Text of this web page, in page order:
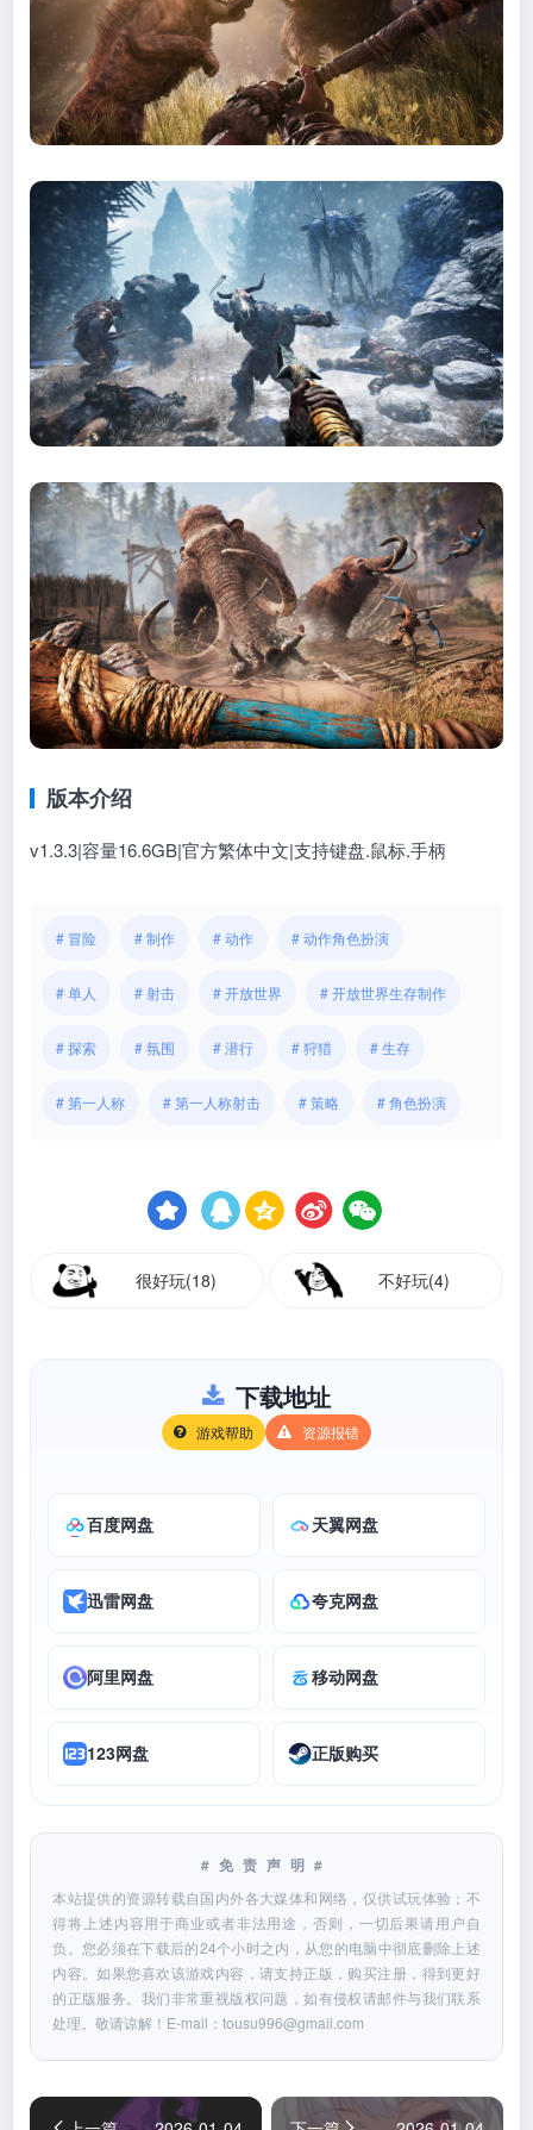
版本介绍
v1.3.3|容量16.6GB|官方繁体中文|支持键盘.鼠标.手柄
# 冒险 # 制作 # 动作 # 动作角色扮演
# 单人 # 射击 # 开放世界 # 开放世界生存制作
# 探索 # 氛围 # 潜行 # 狩猎 # 生存
# 第一人称 # 第一人称射击 # 策略 # 角色扮演
很好玩(18) 不好玩(4)
下载地址
游戏帮助 资源报错
百度网盘 天翼网盘
迅雷网盘 夸克网盘
阿里网盘 移动网盘
123网盘 正版购买
#免责声明#
本站提供的资源转载自国内外各大媒体和网络，仅供试玩体验；不
得将上述内容用于商业或者非法用途，否则，一切后果请用户自
负。您必须在下载后的24个小时之内，从您的电脑中彻底删除上述
内容。如果您喜欢该游戏内容，请支持正版，购买注册，得到更好
的正版服务。我们非常重视版权问题，如有侵权请邮件与我们联系
处理。敬请谅解！E-mail：tousu996@gmail.com